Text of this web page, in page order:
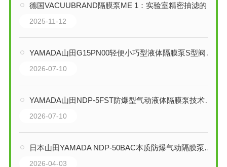
德国VACUUBRAND隔膜泵ME 1：实验室精密抽滤的可靠伙伴
2025-11-12
YAMADA山田G15PN00轻便小巧型液体隔膜泵S型阀芯技术解析
2026-07-10
YAMADA山田NDP-5FST防爆型气动液体隔膜泵技术解析
2026-07-10
日本山田YAMADA NDP-50BAC本质防爆气动隔膜泵技术解析
2026-04-03